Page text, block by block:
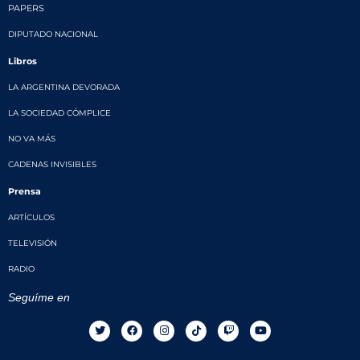
PAPERS
DIPUTADO NACIONAL
Libros
LA ARGENTINA DEVORADA
LA SOCIEDAD CÓMPLICE
NO VA MÁS
CADENAS INVISIBLES
Prensa
ARTÍCULOS
TELEVISIÓN
RADIO
Seguíme en
T
w
i
F
a
c
I
n
s
T
i
k
T
w
i
Y
o
u